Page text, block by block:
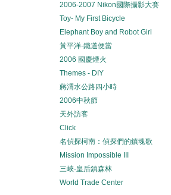
2006-2007 Nikon國際攝影大賽
Toy- My First Bicycle
Elephant Boy and Robot Girl
黃平洋-鐵道便當
2006 國慶煙火
Themes - DIY
蔣渭水公路四小時
2006中秋節
天外訪客
Click
名偵探柯南：偵探們的鎮魂歌
Mission Impossible III
三峽-皇后鎮森林
World Trade Center